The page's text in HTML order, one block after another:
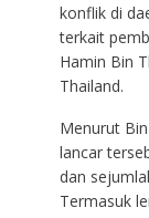
konflik di
terkait
Hamin Bin
Thailand.
Menurut
lancar
dan
Termasuk